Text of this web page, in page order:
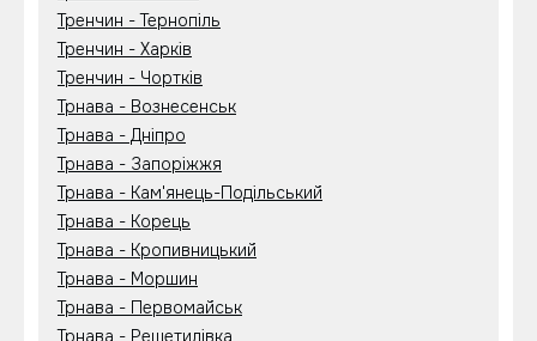
Тренчин - Тернопіль
Тренчин - Харків
Тренчин - Чортків
Трнава - Вознесенськ
Трнава - Дніпро
Трнава - Запоріжжя
Трнава - Кам'янець-Подільський
Трнава - Корець
Трнава - Кропивницький
Трнава - Моршин
Трнава - Первомайськ
Трнава - Решетилівка